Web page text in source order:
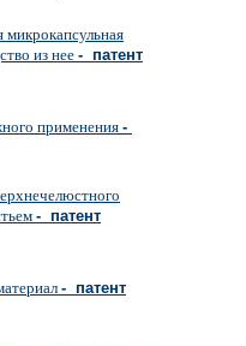
микрокапсульная
из нее- патент
применения-
- патент
- патент